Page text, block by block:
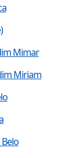
Mimar
Miriam